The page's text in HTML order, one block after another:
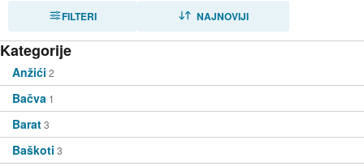
FILTERI NAJNOVIJI
Kategorije
Anžići 2
Bačva 1
Barat3
Baškoti 3